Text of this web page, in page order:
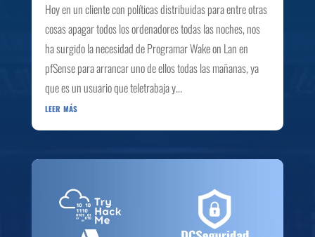
Hoy en un cliente con políticas distribuidas para entre otras
cosas apagar todos los ordenadores todas las noches, nos
ha surgido la necesidad de Programar Wake on Lan en
pfSense para arrancar uno de ellos todas las mañanas, ya
que es un usuario que teletrabaja y...
leer más